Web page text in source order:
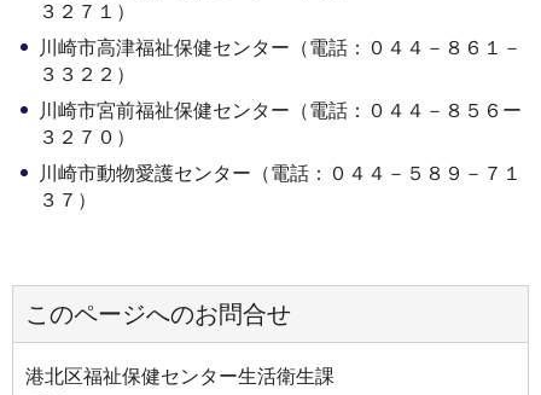
３２７１）
川崎市高津福祉保健センター（電話：０４４－８６１－
３３２２）
川崎市宮前福祉保健センター（電話：０４４－８５６ー
３２７０）
川崎市動物愛護センター（電話：０４４－５８９－７１
３７）
このページへのお問合せ
港北区福祉保健センター生活衛生課